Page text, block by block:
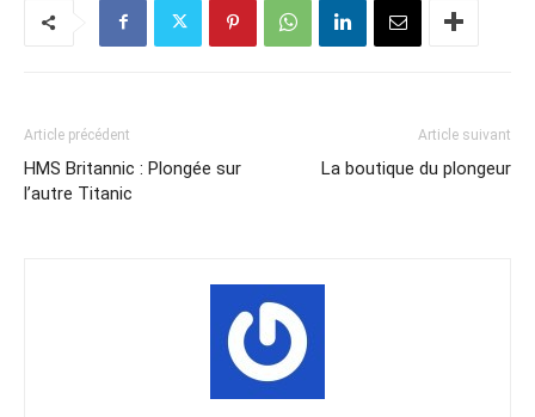
Article précédent
HMS Britannic : Plongée sur
l’autre Titanic
Article suivant
La boutique du plongeur